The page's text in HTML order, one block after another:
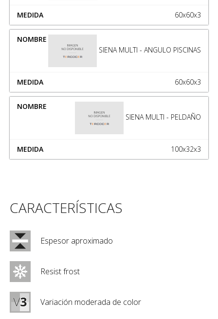
60x60x3
SIENA MULTI - ANGULO PISCINAS
60x60x3
SIENA MULTI - PELDAÑO
100x32x3
CARACTERÍSTICAS
Espesor aproximado
Resist frost
Variación moderada de color